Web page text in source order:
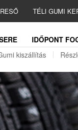
TÉLI GUMI
IDŐPONT
kiszállítás